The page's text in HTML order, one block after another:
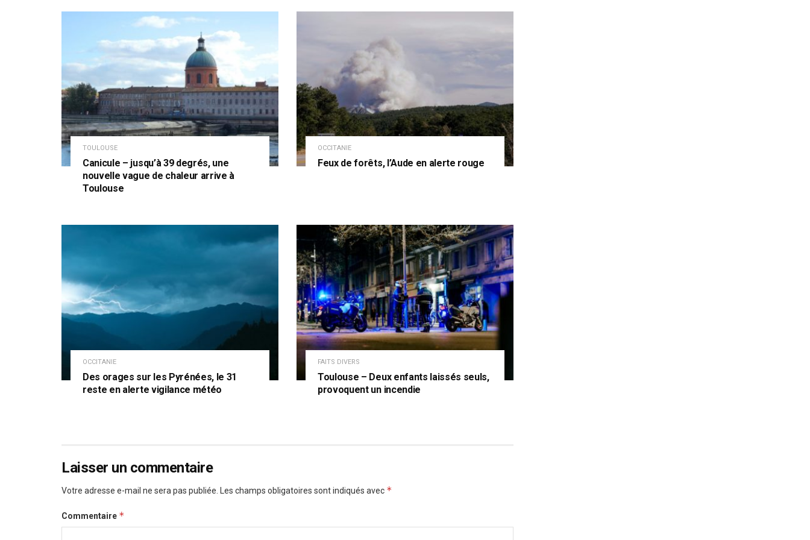
TOULOUSE
Canicule – jusqu’à 39 degrés, une
nouvelle vague de chaleur arrive à
Toulouse
OCCITANIE
Feux de forêts, l’Aude en alerte rouge
OCCITANIE
Des orages sur les Pyrénées, le 31
reste en alerte vigilance météo
FAITS DIVERS
Toulouse – Deux enfants laissés seuls,
provoquent un incendie
Laisser un commentaire
Votre adresse e-mail ne sera pas publiée. Les champs obligatoires sont indiqués avec *
Commentaire *